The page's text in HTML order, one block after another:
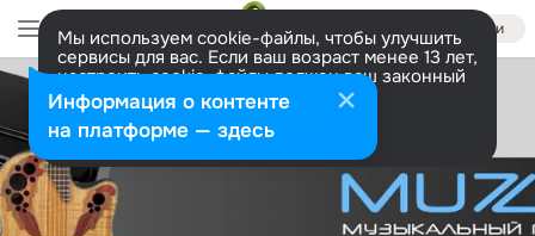
Войти
Мы используем cookie-файлы, чтобы улучшить
сервисы для вас. Если ваш возраст менее 13 лет,
настроить cookie-файлы должен ваш законный
представитель. Больше информации
Разрешить все Настроить
Информация о контенте
на платформе — здесь